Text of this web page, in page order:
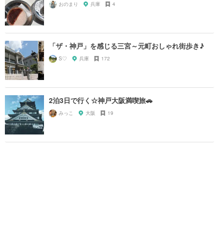
おのまり 兵庫 4
「ザ・神戸」を感じる三宮～元町おしゃれ街歩き♪
S♡ 兵庫 172
2泊3日で行く☆神戸大阪満喫旅🚗
みっこ 大阪 19